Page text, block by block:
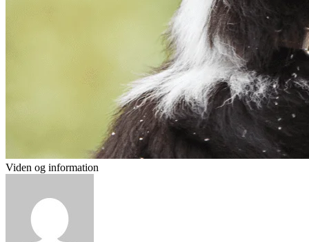
Viden og information